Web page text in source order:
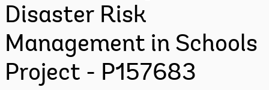
Disaster Risk
Management in Schools
Project - P157683